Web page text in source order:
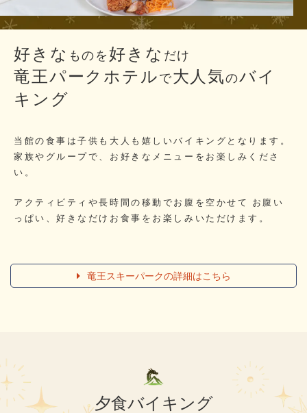
好きな ものを 好きな だけ
竜王パークホテル で大人気のバイ
キング
当館の食事は子供も大人も嬉しいバイキングとなります。
家族やグループで、お好きなメニューをお楽しみくださ
い。
アクティビティや長時間の移動でお腹を空かせて
お腹い
っぱい、好きなだけお食事をお楽しみいただけます。
竜王スキーパークの詳細はこちら
夕食バイキング